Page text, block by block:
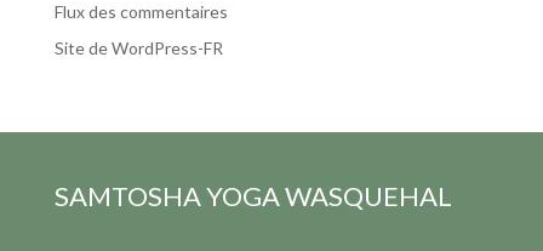
Flux des commentaires
Site de WordPress-FR
SAMTOSHA YOGAWASQUEHAL